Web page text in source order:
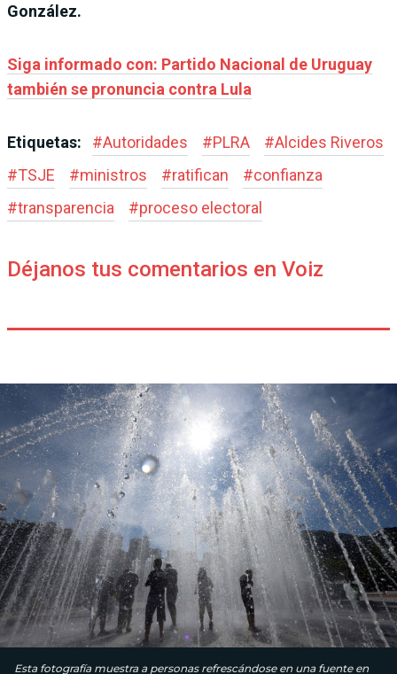
González.
Siga informado con: Partido Nacional de Uruguay
también se pronuncia contra Lula
Etiquetas: #Autoridades #PLRA #Alcides Riveros
#TSJE #ministros #ratifican #confianza
#transparencia #proceso electoral
Déjanos tus comentarios en Voiz
Esta fotografía muestra a personas refrescándose en una fuente en